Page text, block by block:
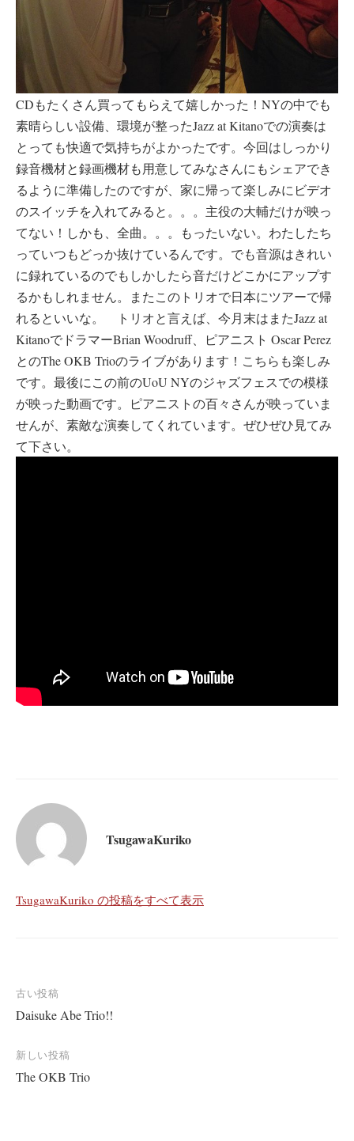
CDもたくさん買ってもらえて嬉しかった！NYの中でも
素晴らしい設備、環境が整ったJazz at Kitanoでの演奏は
とっても快適で気持ちがよかったです。今回はしっかり
録音機材と録画機材も用意してみなさんにもシェアでき
るように準備したのですが、家に帰って楽しみにビデオ
のスイッチを入れてみると。。。主役の大輔だけが映っ
てない！しかも、全曲。。。もったいない。わたしたち
っていつもどっか抜けているんです。でも音源はきれい
に録れているのでもしかしたら音だけどこかにアップす
るかもしれません。またこのトリオで日本にツアーで帰
れるといいな。 トリオと言えば、今月末はまたJazz at
KitanoでドラマーBrian Woodruff、ピアニスト Oscar Perez
とのThe OKB Trioのライブがあります！こちらも楽しみ
です。最後にこの前のUoU NYのジャズフェスでの模様
が映った動画です。ピアニストの百々さんが映っていま
せんが、素敵な演奏してくれています。ぜひぜひ見てみ
て下さい。
TsugawaKuriko
TsugawaKuriko の投稿をすべて表示
投
稿
ナ
ビ
古い投稿
Daisuke Abe Trio!!
新しい投稿
The OKB Trio